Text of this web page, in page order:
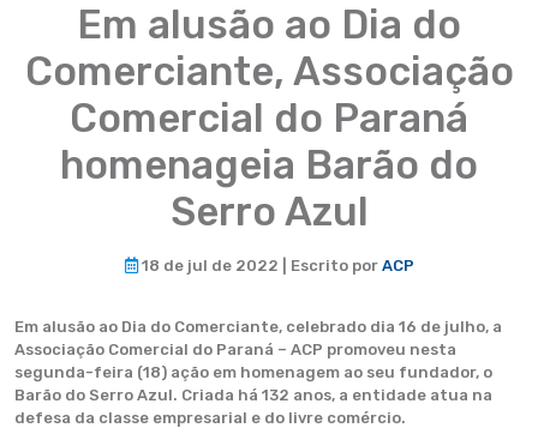
Em alusão ao Dia do
Comerciante, Associação
Comercial do Paraná
homenageia Barão do
Serro Azul
18 de jul de 2022 | Escrito por ACP
Em alusão ao Dia do Comerciante, celebrado dia 16 de julho, a
Associação Comercial do Paraná – ACP promoveu nesta
segunda-feira (18) ação em homenagem ao seu fundador, o
Barão do Serro Azul. Criada há 132 anos, a entidade atua na
defesa da classe empresarial e do livre comércio.